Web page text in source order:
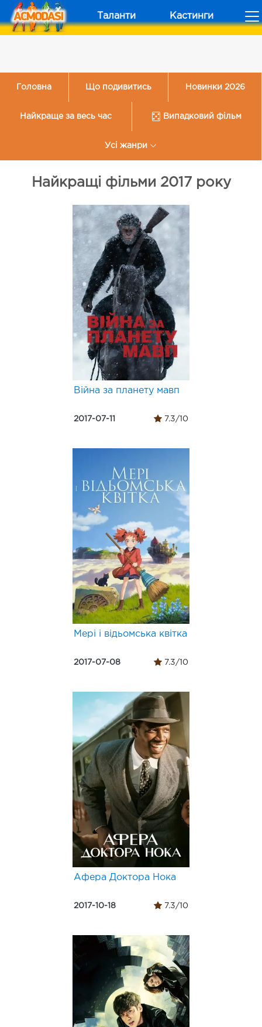
Таланти Кастинги
Головна Що подивитись Новинки 2026
Найкраще за весь час Випадковий фільм
Усі жанри
Найкращі фільми 2017 року
Війна за планету мавп
2017-07-11 7.3/10
Мері і відьомська квітка
2017-07-08 7.3/10
Афера Доктора Нока
2017-10-18 7.3/10